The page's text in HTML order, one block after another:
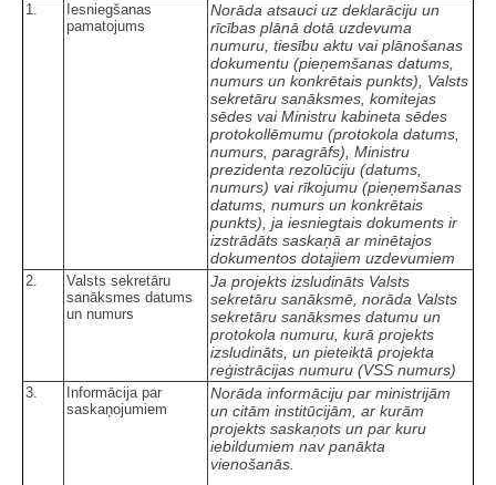
1.
Iesniegšanas
pamatojums
Norāda atsauci uz deklarāciju un
rīcības plānā dotā uzdevuma
numuru, tiesību aktu vai plānošanas
dokumentu (pieņemšanas datums,
numurs un konkrētais punkts), Valsts
sekretāru sanāksmes, komitejas
sēdes vai Ministru kabineta sēdes
protokollēmumu (protokola datums,
numurs, paragrāfs), Ministru
prezidenta rezolūciju (datums,
numurs) vai rīkojumu (pieņemšanas
datums, numurs un konkrētais
punkts), ja iesniegtais dokuments ir
izstrādāts saskaņā ar minētajos
dokumentos dotajiem uzdevumiem
2.
Valsts sekretāru
sanāksmes datums
un numurs
Ja projekts izsludināts Valsts
sekretāru sanāksmē, norāda Valsts
sekretāru sanāksmes datumu un
protokola numuru, kurā projekts
izsludināts, un pieteiktā projekta
reģistrācijas numuru (VSS numurs)
3.
Informācija par
saskaņojumiem
Norāda informāciju par ministrijām
un citām institūcijām, ar kurām
projekts saskaņots un par kuru
iebildumiem nav panākta
vienošanās.